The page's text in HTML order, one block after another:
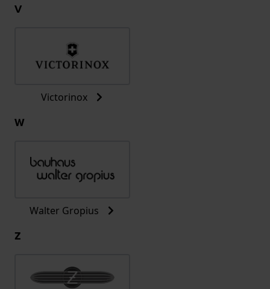
V
Victorinox
W
Walter Gropius
Z